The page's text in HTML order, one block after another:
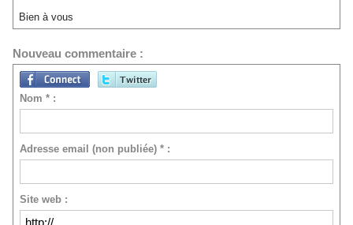
Bien à vous
Nouveau commentaire :
Nom * :
Adresse email (non publiée) * :
Site web :